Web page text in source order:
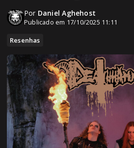
Por Daniel Aghehost
Publicado em 17/10/2025 11:11
Resenhas